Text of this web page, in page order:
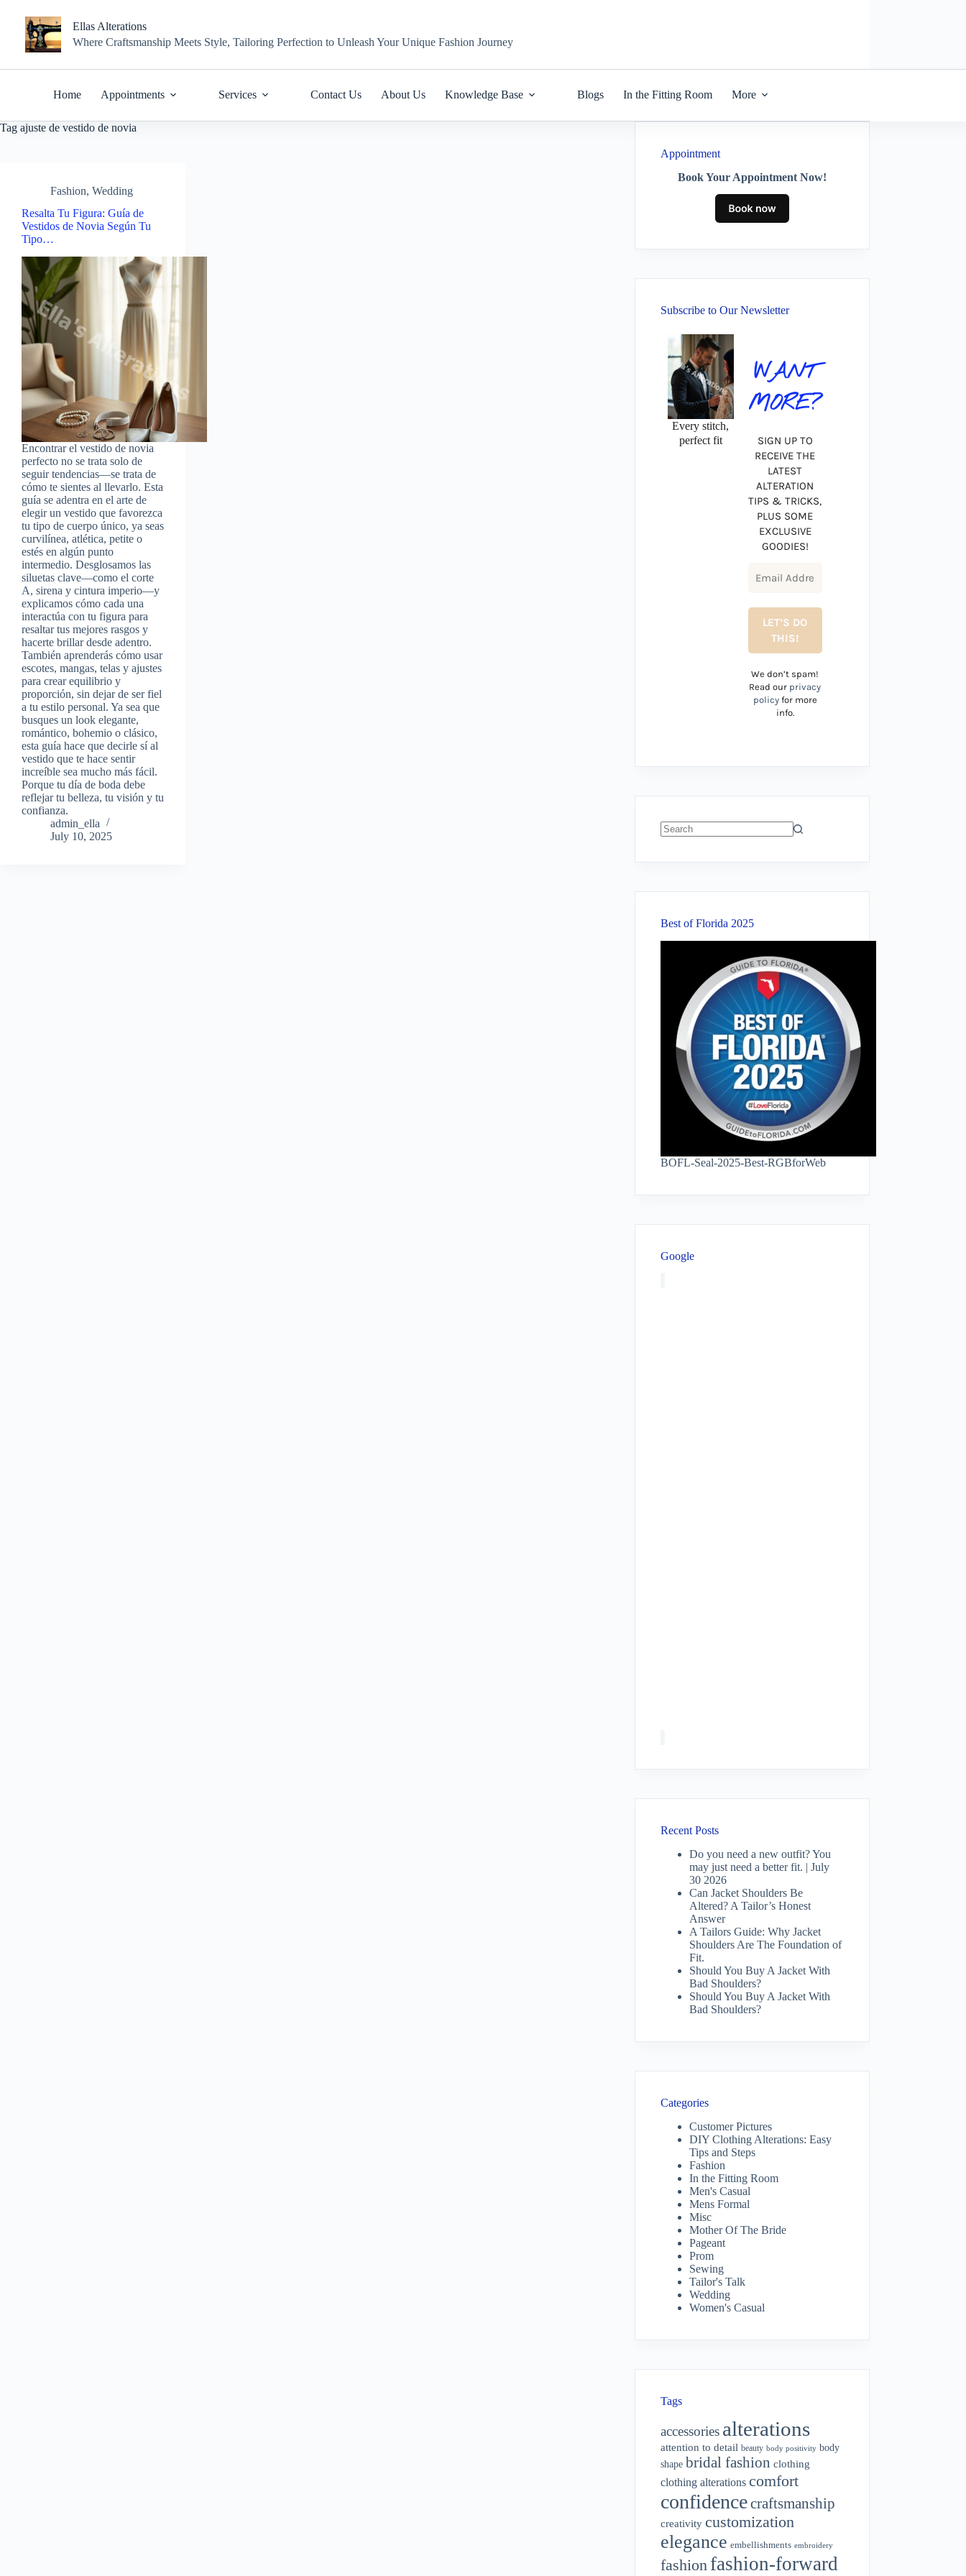
content
Ellas Alterations
Where Craftsmanship Meets Style, Tailoring Perfection to Unleash Your Unique Fashion Journey
Home Appointments Services Contact Us About Us Knowledge Base Blogs In the Fitting Room More
Tag ajuste de vestido de novia
Fashion, Wedding
Resalta Tu Figura: Guía de
Vestidos de Novia Según Tu
Tipo…
Encontrar el vestido de novia
perfecto no se trata solo de
seguir tendencias—se trata de
cómo te sientes al llevarlo. Esta
guía se adentra en el arte de
elegir un vestido que favorezca
tu tipo de cuerpo único, ya seas
curvilínea, atlética, petite o
estés en algún punto
intermedio. Desglosamos las
siluetas clave—como el corte
A, sirena y cintura imperio—y
explicamos cómo cada una
interactúa con tu figura para
resaltar tus mejores rasgos y
hacerte brillar desde adentro.
También aprenderás cómo usar
escotes, mangas, telas y ajustes
para crear equilibrio y
proporción, sin dejar de ser fiel
a tu estilo personal. Ya sea que
busques un look elegante,
romántico, bohemio o clásico,
esta guía hace que decirle sí al
vestido que te hace sentir
increíble sea mucho más fácil.
Porque tu día de boda debe
reflejar tu belleza, tu visión y tu
confianza.
admin_ella
July 10, 2025
Appointment
Book Your Appointment Now!
Subscribe to Our Newsletter
Every stitch,
perfect fit
WANT
MORE?
SIGN UP TO
RECEIVE THE
LATEST
ALTERATION
TIPS & TRICKS,
PLUS SOME
EXCLUSIVE
GOODIES!
We don’t spam!
Read our privacy
policyfor more
info.
Best of Florida 2025
BOFL-Seal-2025-Best-RGBforWeb
Google
Recent Posts
Do you need a new outfit? You
may just need a better fit. | July
30 2026
Can Jacket Shoulders Be
Altered? A Tailor’s Honest
Answer
A Tailors Guide: Why Jacket
Shoulders Are The Foundation of
Fit.
Should You Buy A Jacket With
Bad Shoulders?
Should You Buy A Jacket With
Bad Shoulders?
Categories
Customer Pictures
DIY Clothing Alterations: Easy
Tips and Steps
Fashion
In the Fitting Room
Men's Casual
Mens Formal
Misc
Mother Of The Bride
Pageant
Prom
Sewing
Tailor's Talk
Wedding
Women's Casual
Tags
accessories alterations
attention to detail beauty body positivity body
shape bridal fashion clothing
clothing alterations comfort
confidencecraftsmanship
creativity customization
elegance embellishments embroidery
fashion fashion-forward